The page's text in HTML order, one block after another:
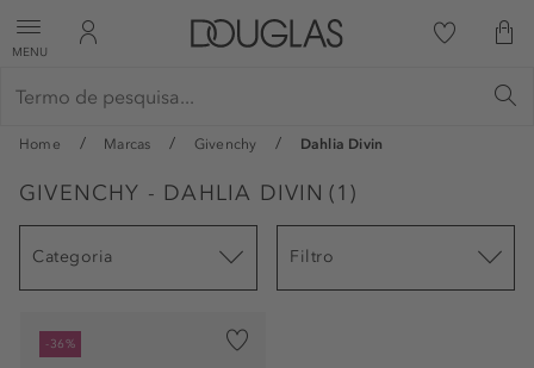
MENU
Home Marcas Givenchy Dahlia Divin
GIVENCHY - DAHLIA DIVIN (1 )
Categoria Filtro
-36%